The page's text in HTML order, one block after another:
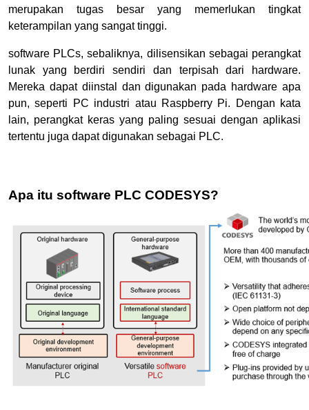
merupakan tugas besar yang memerlukan tingkat
keterampilan yang sangat tinggi.
software PLCs, sebaliknya, dilisensikan sebagai perangkat
lunak yang berdiri sendiri dan terpisah dari hardware.
Mereka dapat diinstal dan digunakan pada hardware apa
pun, seperti PC industri atau Raspberry Pi. Dengan kata
lain, perangkat keras yang paling sesuai dengan aplikasi
tertentu juga dapat digunakan sebagai PLC.
Apa itu software PLC CODESYS?